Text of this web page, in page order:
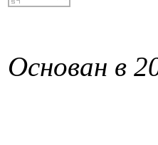
Основан в